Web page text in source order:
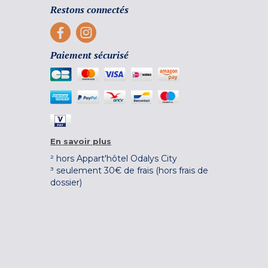
Restons connectés
Paiement sécurisé
En savoir plus
² hors Appart'hôtel Odalys City
³ seulement 30€ de frais (hors frais de
dossier)